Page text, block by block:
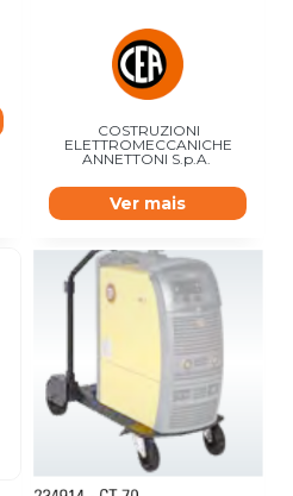
COSTRUZIONI
ELETTROMECCANICHE
ANNETTONI S.p.A.
Ver mais